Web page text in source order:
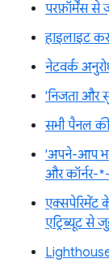
परफ़ॉर्मेंस से
हाइलाइट
नेटवर्क
'निजता और
सभी पैनल
'अपने-आप
और कॉर्नर-
एक्सपेरिमेंट
एट्रिब्यूट से